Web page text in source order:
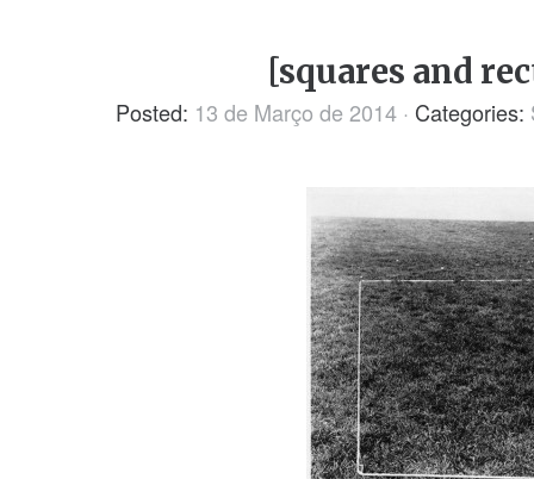
[squares and
Posted: 13 de Março de 2014 · Categories: